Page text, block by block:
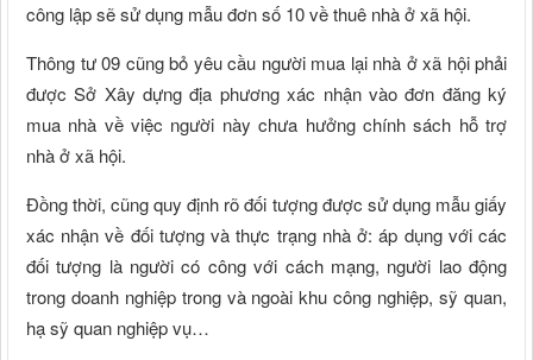
công lập sẽ sử dụng mẫu đơn số 10 về thuê nhà ở xã hội.
Thông tư 09 cũng bỏ yêu cầu người mua lại nhà ở xã hội phải
được Sở Xây dựng địa phương xác nhận vào đơn đăng ký
mua nhà về việc người này chưa hưởng chính sách hỗ trợ
nhà ở xã hội.
Đồng thời, cũng quy định rõ đối tượng được sử dụng mẫu giấy
xác nhận về đối tượng và thực trạng nhà ở: áp dụng với các
đối tượng là người có công với cách mạng, người lao động
trong doanh nghiệp trong và ngoài khu công nghiệp, sỹ quan,
hạ sỹ quan nghiệp vụ…